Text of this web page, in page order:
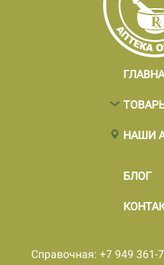
НАШИ
БЛОГ
Справочная: +7 949 361-